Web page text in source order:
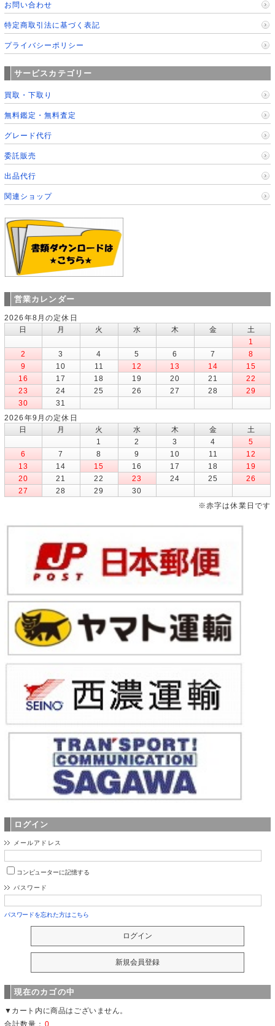
お問い合わせ
特定商取引法に基づく表記
プライバシーポリシー
サービスカテゴリー
買取・下取り
無料鑑定・無料査定
グレード代行
委託販売
出品代行
関連ショップ
営業カレンダー
2026年8月の定休日
日
月 火 水 木 金
土
1
2
3 4 5 6 7
8
9
10 11 12 13 14
15
16
17 18 19 20 21
22
23
24 25 26 27 28
29
30
31
2026年9月の定休日
日
月 火 水 木 金
土
1
2 3 4
5
6
7 8 9 10 11
12
13
14 15 16 17 18
19
20
21 22 23 24 25
26
27
28 29
30
※赤字は休業日です
ログイン
メールアドレス
コンピューターに記憶する
パスワード
パスワードを忘れた方はこちら
現在のカゴの中
▼カート内に商品はございません。
合計数量： 0